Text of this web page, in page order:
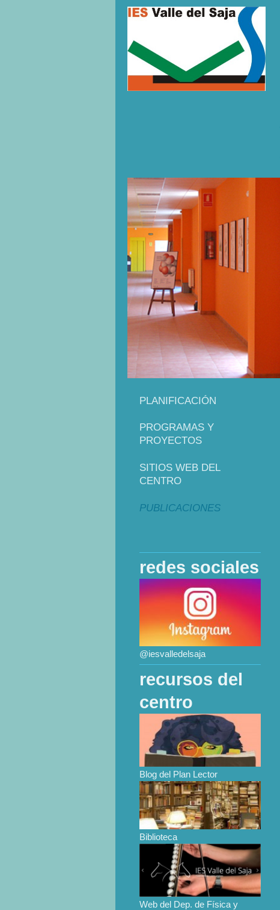
PLANIFICACIÓN
PROGRAMAS Y
PROYECTOS
SITIOS WEB DEL
CENTRO
PUBLICACIONES
redes sociales
@iesvalledelsaja
recursos del
centro
Blog del Plan Lector
Biblioteca
Web del Dep. de Física y